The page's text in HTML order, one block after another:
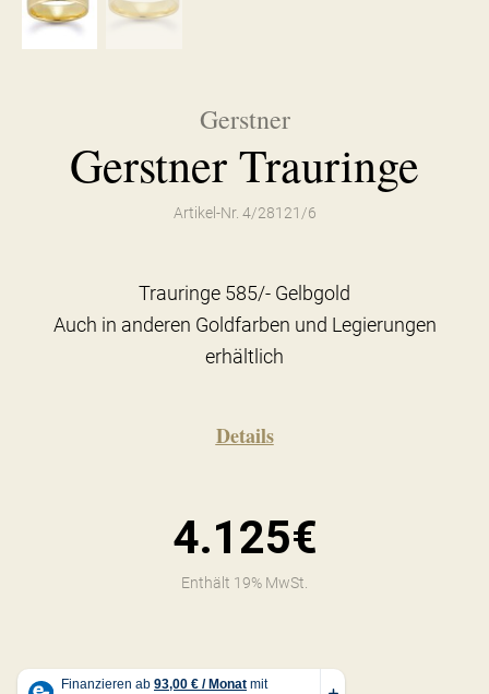
Gerstner
Gerstner Trauringe
Artikel-Nr. 4/28121/6
Trauringe 585/- Gelbgold
Auch in anderen Goldfarben und Legierungen
erhältlich
Details
4.125€
Enthält 19% MwSt.